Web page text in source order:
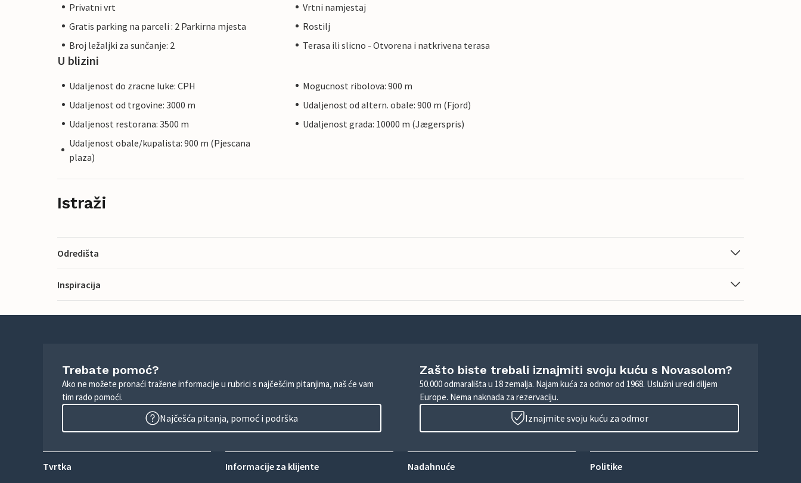
Privatni vrt
Vrtni namjestaj
Gratis parking na parceli : 2 Parkirna mjesta
Rostilj
Broj ležaljki za sunčanje: 2
Terasa ili slicno - Otvorena i natkrivena terasa
U blizini
Udaljenost do zracne luke: CPH
Mogucnost ribolova: 900 m
Udaljenost od trgovine: 3000 m
Udaljenost od altern. obale: 900 m (Fjord)
Udaljenost restorana: 3500 m
Udaljenost grada: 10000 m (Jægerspris)
Udaljenost obale/kupalista: 900 m (Pjescana
plaza)
Istraži
Odredišta
Inspiracija
Trebate pomoć?
Ako ne možete pronaći tražene informacije u rubrici s najčešćim pitanjima, naš će vam
tim rado pomoći.
Najčešća pitanja, pomoć i podrška
Zašto biste trebali iznajmiti svoju kuću s Novasolom?
50.000 odmarališta u 18 zemalja. Najam kuća za odmor od 1968. Uslužni uredi diljem
Europe. Nema naknada za rezervaciju.
Iznajmite svoju kuću za odmor
Tvrtka Informacije za klijente Nadahnuće Politike